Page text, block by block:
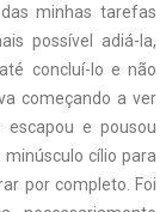
minhas tarefas
possível adiá-la,
concluí-lo e não
começando a ver
e pousou
cílio para
por completo. Foi